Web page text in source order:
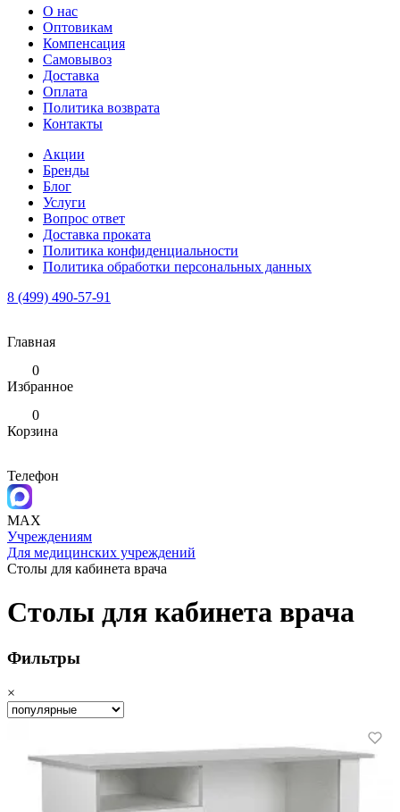
О нас
Оптовикам
Компенсация
Самовывоз
Доставка
Оплата
Политика возврата
Контакты
Акции
Бренды
Блог
Услуги
Вопрос ответ
Доставка проката
Политика конфиденциальности
Политика обработки персональных данных
8 (499) 490-57-91
Главная
0
Избранное
0
Корзина
Телефон
MAX
Учреждениям
Для медицинских учреждений
Столы для кабинета врача
Столы для кабинета врача
Фильтры
×